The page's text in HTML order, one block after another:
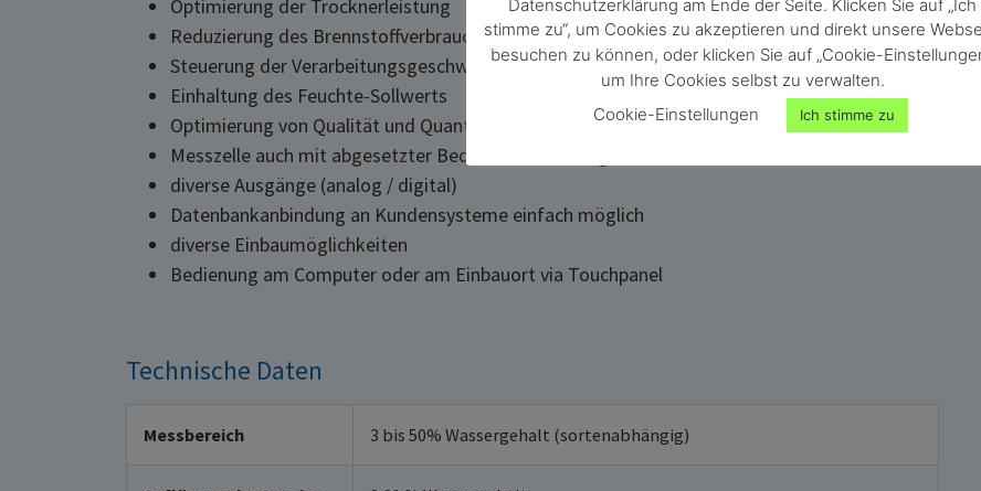
Optimierung der Trocknerleistung
Reduzierung des Brennstoffverbrauchs
Steuerung der Verarbeitungsgeschwindigkeit
Einhaltung des Feuchte-Sollwerts
Optimierung von Qualität und Quantität
Messzelle auch mit abgesetzter Bedieneinheit verfügbar
diverse Ausgänge (analog / digital)
Datenbankanbindung an Kundensysteme einfach möglich
diverse Einbaumöglichkeiten
Bedienung am Computer oder am Einbauort via Touchpanel
Technische Daten
Messbereich 3 bis 50% Wassergehalt (sortenabhängig)
Datenschutzerklärung am Ende der Seite. Klicken Sie auf „Ich
stimme zu“, um Cookies zu akzeptieren und direkt unsere
besuchen zu können, oder klicken Sie auf „Cookie-
um Ihre Cookies selbst zu verwalten.
Cookie-Einstellungen
Ich stimme zu